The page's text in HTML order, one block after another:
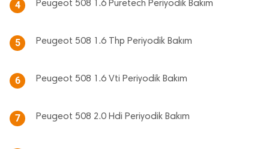
4 Peugeot 508 1.6 Puretech Periyodik Bakım
5 Peugeot 508 1.6 Thp Periyodik Bakım
6 Peugeot 508 1.6 Vti Periyodik Bakım
7 Peugeot 508 2.0 Hdi Periyodik Bakım